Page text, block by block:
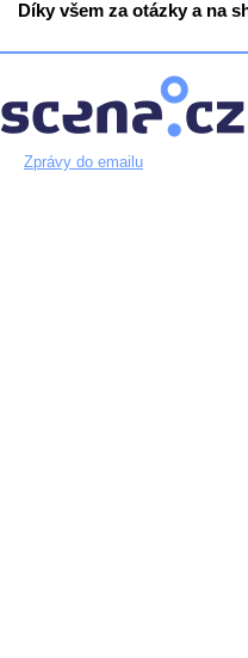
Díky všem za otázky a na
Zprávy do emailu